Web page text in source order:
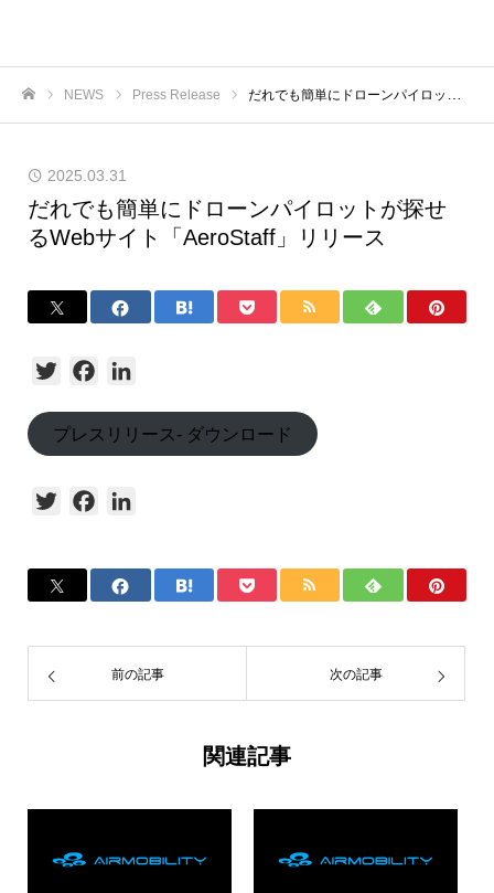
NEWS Press Release だれでも簡単にドローンパイロットが探せるWebサイト「AeroStaff」リリース
2025.03.31
だれでも簡単にドローンパイロットが探せ
るWebサイト「AeroStaff」リリース
TwitterFacebook
プレスリリース- ダウンロード
TwitterFacebook
前の記事 次の記事
関連記事